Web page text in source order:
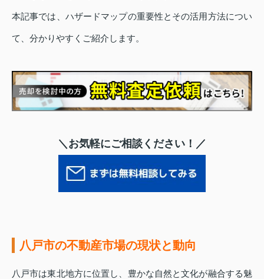
本記事では、ハザードマップの重要性とその活用方法につい
て、分かりやすくご紹介します。
＼お気軽にご相談ください！／
八戸市の不動産市場の現状と動向
八戸市は東北地方に位置し、豊かな自然と文化が融合する魅